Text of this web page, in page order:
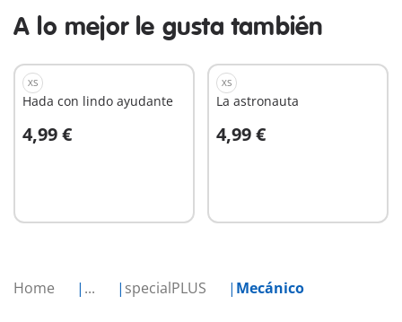
Home ... specialPLUS Mecánico
A lo mejor le gusta también
XS
Hada con lindo ayudante
4,99 €
A la cesta
XS
La astronauta
4,99 €
A la cesta